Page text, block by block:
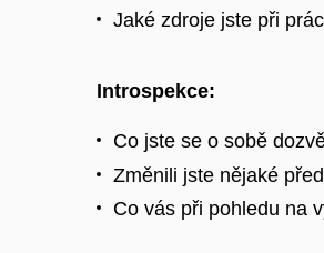
Jaké zdroje jste při
Introspekce:
Co jste se o sobě
Změnili jste nějaké
Co vás při pohledu na